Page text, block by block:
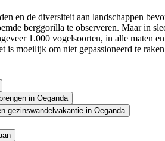
en de diversiteit aan landschappen
berggorilla te observeren. Maar in
1.000 vogelsoorten, in alle maten
is moeilijk om niet gepassioneerd te
in Oeganda
gezinswandelvakantie in Oeganda